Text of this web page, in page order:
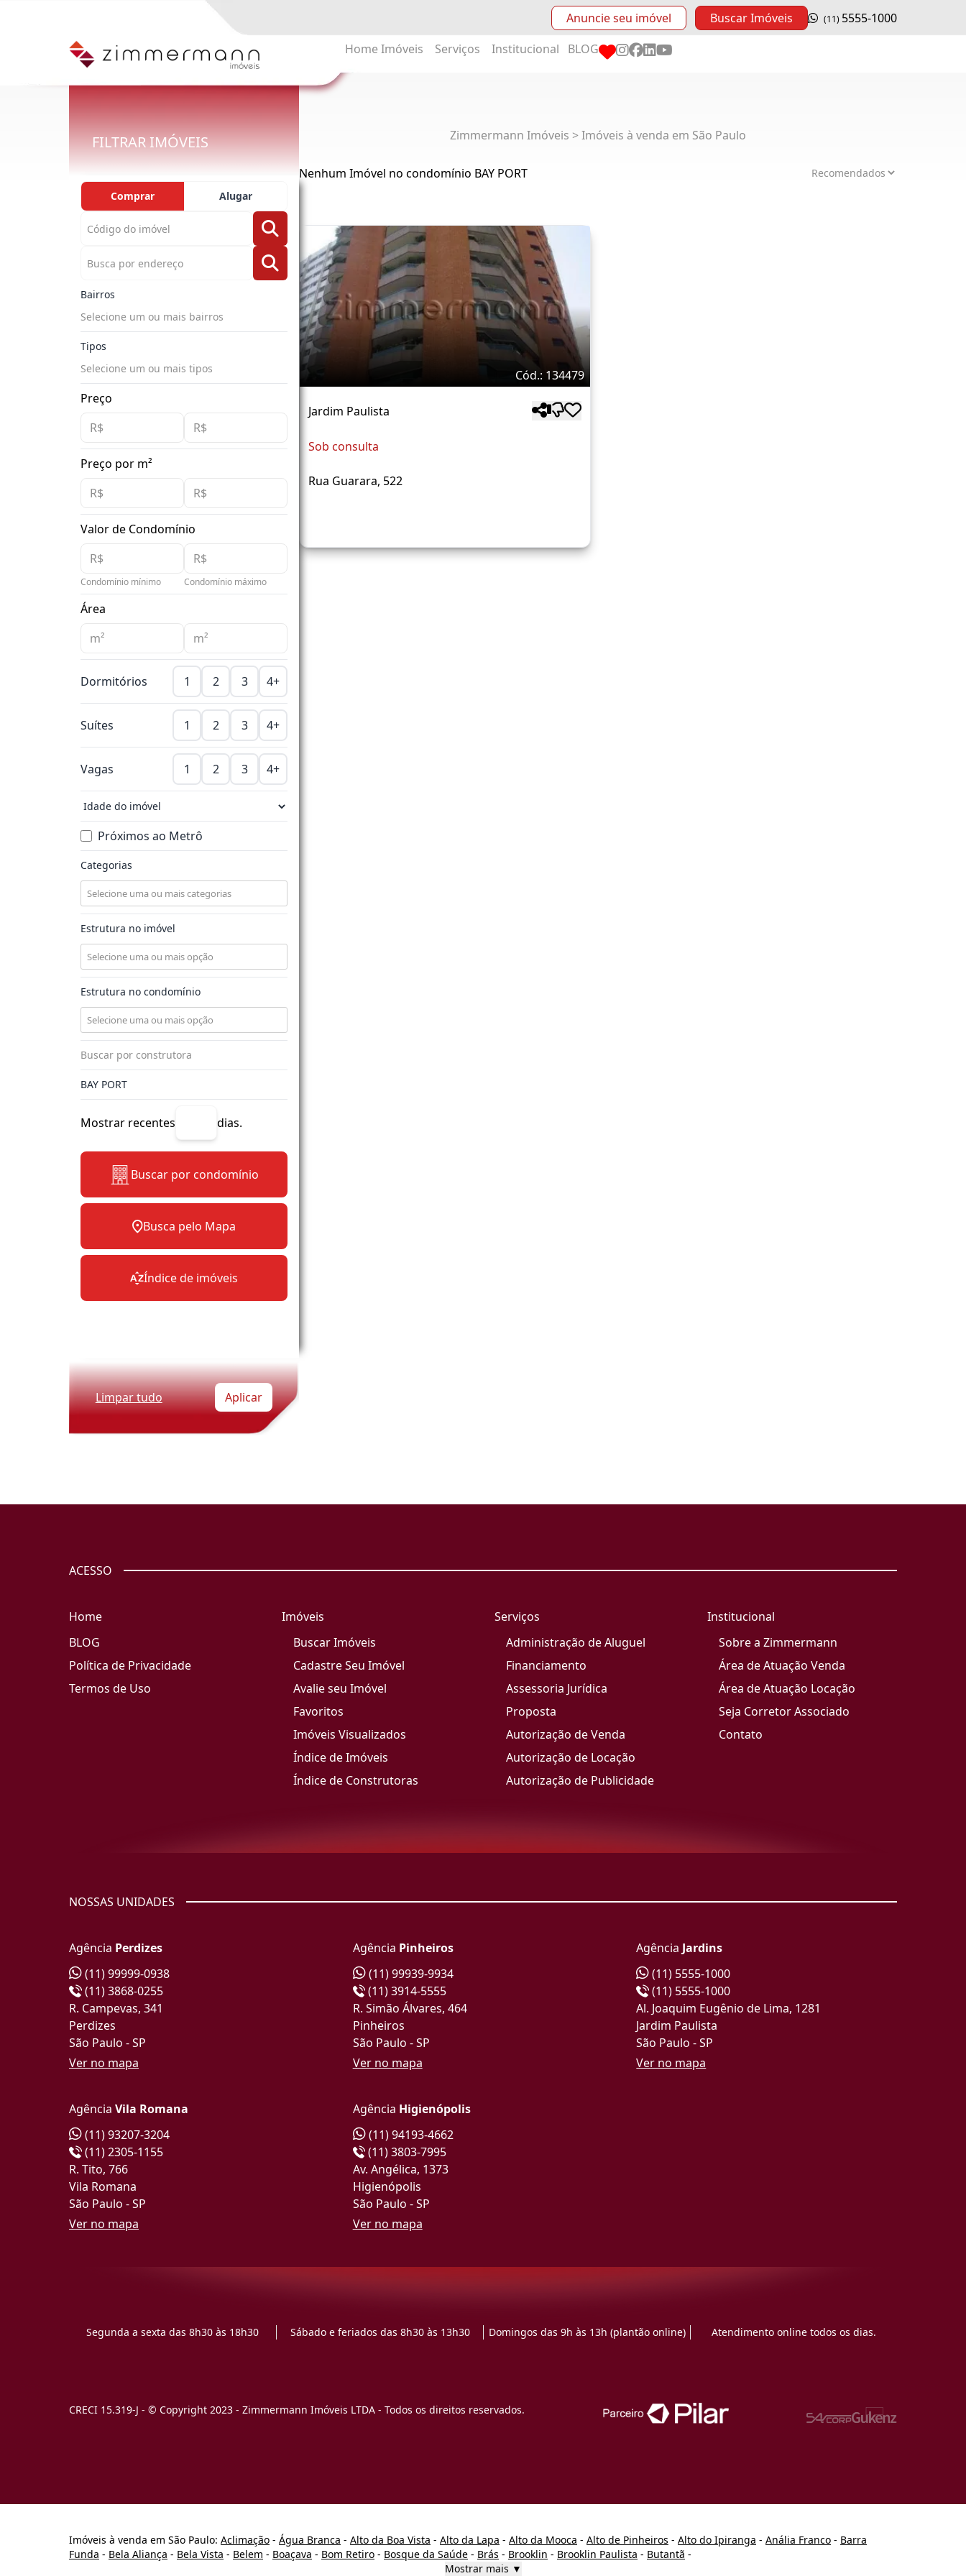
Anuncie seu imóvel Buscar Imóveis (11) 5555-1000
Home Imóveis Serviços Institucional BLOG
FILTRAR IMÓVEIS
Comprar Alugar
Bairros
Selecione um ou mais bairros
Tipos
Selecione um ou mais tipos
Preço
Preço por m²
Valor de Condomínio
Condomínio mínimo Condomínio máximo
Área
Dormitórios 1 2 3 4+
Suítes 1 2 3 4+
Vagas 1 2 3 4+
Próximos ao Metrô
Categorias
Estrutura no imóvel
Estrutura no condomínio
Mostrar recentes dias.
Buscar por condomínio
Busca pelo Mapa
Índice de imóveis
Limpar tudo Aplicar
Zimmermann Imóveis > Imóveis à venda em São Paulo
Nenhum Imóvel no condomínio BAY PORT
Cód.: 134479
Jardim Paulista
Sob consulta
Rua Guarara, 522
ACESSO
Home
BLOG
Política de Privacidade
Termos de Uso
Imóveis
Buscar Imóveis
Cadastre Seu Imóvel
Avalie seu Imóvel
Favoritos
Imóveis Visualizados
Índice de Imóveis
Índice de Construtoras
Serviços
Administração de Aluguel
Financiamento
Assessoria Jurídica
Proposta
Autorização de Venda
Autorização de Locação
Autorização de Publicidade
Institucional
Sobre a Zimmermann
Área de Atuação Venda
Área de Atuação Locação
Seja Corretor Associado
Contato
NOSSAS UNIDADES
Agência Perdizes
(11) 99999-0938
(11) 3868-0255
R. Campevas, 341
Perdizes
São Paulo - SP
Ver no mapa
Agência Pinheiros
(11) 99939-9934
(11) 3914-5555
R. Simão Álvares, 464
Pinheiros
São Paulo - SP
Ver no mapa
Agência Jardins
(11) 5555-1000
(11) 5555-1000
Al. Joaquim Eugênio de Lima, 1281
Jardim Paulista
São Paulo - SP
Ver no mapa
Agência Vila Romana
(11) 93207-3204
(11) 2305-1155
R. Tito, 766
Vila Romana
São Paulo - SP
Ver no mapa
Agência Higienópolis
(11) 94193-4662
(11) 3803-7995
Av. Angélica, 1373
Higienópolis
São Paulo - SP
Ver no mapa
Segunda a sexta das 8h30 às 18h30 Sábado e feriados das 8h30 às 13h30 Domingos das 9h às 13h (plantão online) Atendimento online todos os dias.
CRECI 15.319-J - © Copyright 2023 - Zimmermann Imóveis LTDA - Todos os direitos reservados.
Imóveis à venda em São Paulo: Aclimação - Água Branca - Alto da Boa Vista - Alto da Lapa - Alto da Mooca - Alto de Pinheiros - Alto do Ipiranga - Anália Franco - Barra
Funda - Bela Aliança - Bela Vista - Belem - Boaçava - Bom Retiro - Bosque da Saúde - Brás - Brooklin - Brooklin Paulista - Butantã -
Mostrar mais ▼